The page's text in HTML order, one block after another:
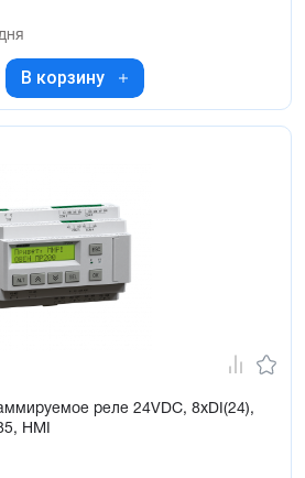
В корзину
реле 24VDC, 8xDI(24),
HMI